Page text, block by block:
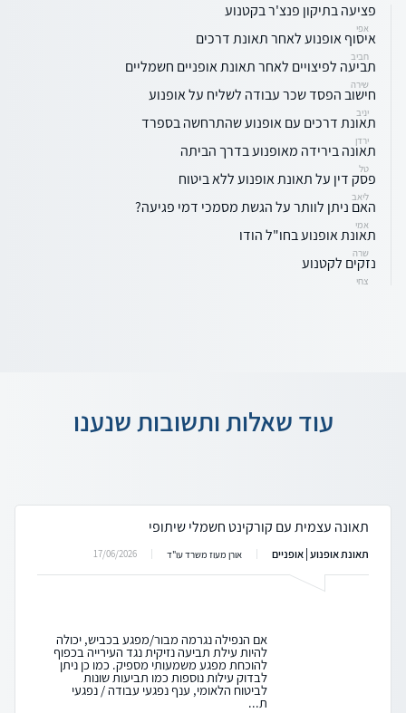
פציעה בתיקון פנצ'ר בקטנוע
אפי
איסוף אופנוע לאחר תאונת דרכים
חביב
תביעה לפיצויים לאחר תאונת אופניים חשמליים
שירה
חישוב הפסד שכר עבודה לשליח על אופנוע
יניב
תאונת דרכים עם אופנוע שהתרחשה בספרד
ירדן
תאונה בירידה מאופנוע בדרך הביתה
טל
פסק דין על תאונת אופנוע ללא ביטוח
ליאב
האם ניתן לוותר על הגשת מסמכי דמי פגיעה?
אמי
תאונת אופנוע בחו"ל הודו
שרה
נזקים לקטנוע
צחי
עוד שאלות ותשובות שנענו
תאונה עצמית עם קורקינט חשמלי שיתופי
תאונת אופנוע | אופניים אורן מעוז משרד עו"ד 17/06/2026
אם הנפילה נגרמה מבור/מפגע בכביש, יכולה
להיות עילת תביעה נזיקית נגד העירייה בכפוף
להוכחת מפגע משמעותי מספיק. כמו כן ניתן
לבדוק עילות נוספות כמו תביעות שונות
לביטוח הלאומי, ענף נפגעי עבודה / נפגעי
ת...